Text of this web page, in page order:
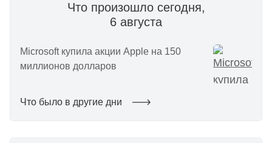
Что произошло сегодня,
6 августа
Microsoft купила акции Apple на 150
миллионов долларов
Что было в другие дни